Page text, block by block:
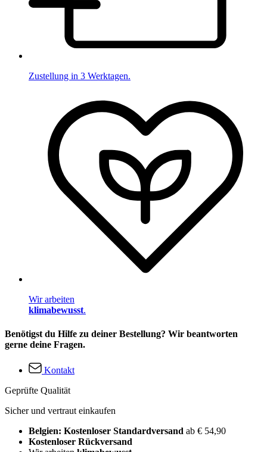
Zustellung in 3 Werktagen.
Wir arbeiten
klimabewusst.
Benötigst du Hilfe zu deiner Bestellung? Wir beantworten
gerne deine Fragen.
Kontakt
Geprüfte Qualität
Sicher und vertraut einkaufen
Belgien: Kostenloser Standardversand ab € 54,90
Kostenloser Rückversand